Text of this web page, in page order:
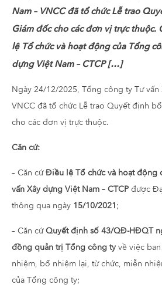
Nam – VNCC đã tổ chức Lễ trao
Giám đốc cho các đơn vị trực thuộc.
lệ Tổ chức và hoạt động của Tổng
dựng Việt Nam – CTCP […]
Ngày 24/12/2025, Tổng công ty Tư vấn
VNCC đã tổ chức Lễ trao Quyết định
cho các đơn vị trực thuộc.
Căn cứ:
– Căn cứĐiều lệ Tổ chức và hoạt động
vấn Xây dựng Việt Nam – CTCP được
thông qua ngày 15/10/2021;
– Căn cứQuyết định số 43/QĐ-HĐQT
đồng quản trị Tổng công ty về việc
nhiệm, bổ nhiệm lại, từ chức, miễn
của Tổng công ty;